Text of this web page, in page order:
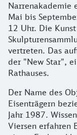
Narrenakademie
Mai bis
12 Uhr. Die
vertreten. Das
der "New Star",
Rathauses.
Der Name des
Eisenträgern
Jahr 1987.
Viersen erfahren